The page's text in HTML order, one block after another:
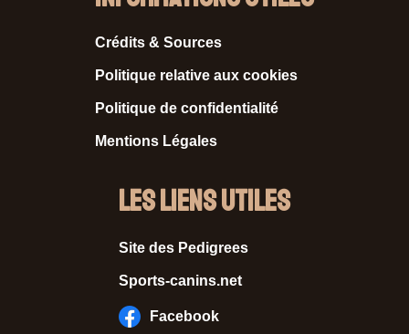
Crédits & Sources
Politique relative aux cookies
Politique de confidentialité
Mentions Légales
Les liens utiles
Site des Pedigrees
Sports-canins.net
Facebook